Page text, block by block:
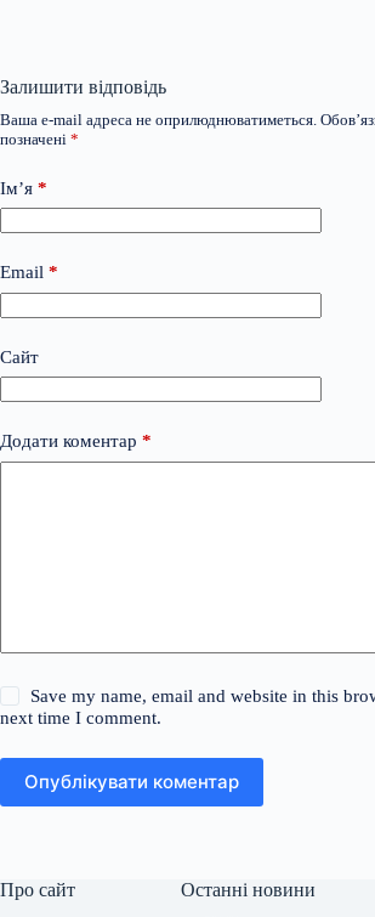
Залишити відповідь
Ваша e-mail адреса не оприлюднюватиметься.
позначені *
Ім’я *
Email *
Сайт
Додати коментар *
Save my name, email and website in this
next time I comment.
Опублікувати коментар
Про сайт Останні новини